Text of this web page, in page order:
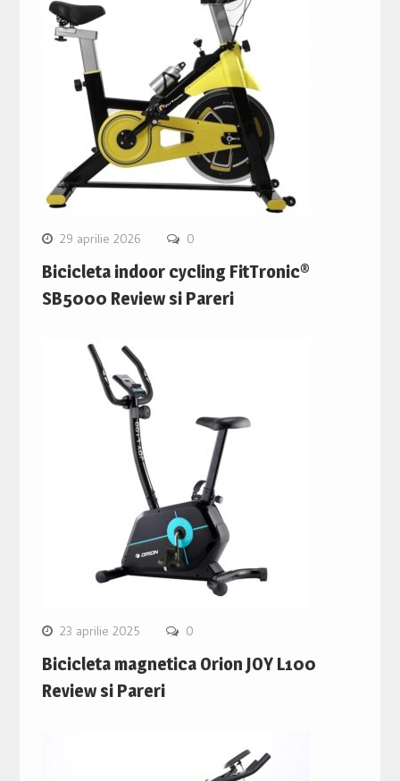
29 aprilie 2026 0
Bicicleta indoor cycling FitTronic®
SB5000 Review si Pareri
23 aprilie 2025 0
Bicicleta magnetica Orion JOY L100
Review si Pareri